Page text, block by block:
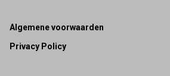
Footer
Algemene voorwaarden
Privacy Policy